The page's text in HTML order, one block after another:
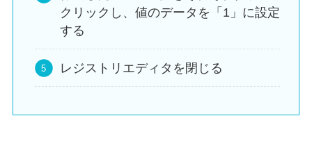
クリックし、値のデータを「1」に設定
する
レジストリエディタを閉じる